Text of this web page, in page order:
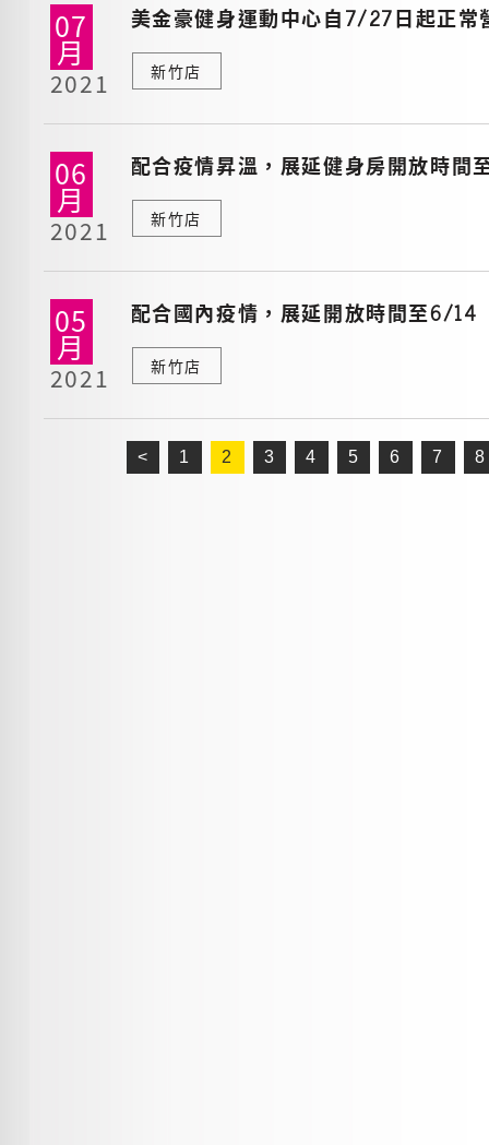
07
月
2021
美金豪健身運動中心自7/27日起正常
新竹店
06
月
2021
配合疫情昇溫，展延健身房開放時間
新竹店
05
月
2021
配合國內疫情，展延開放時間至6/14
新竹店
< 1 2 3 4 5 6 7 8